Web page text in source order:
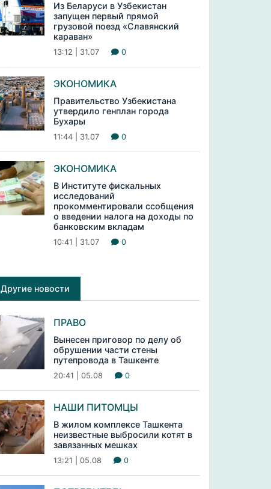
Из Беларуси в Узбекистан
запущен первый прямой
грузовой поезд «Славянский
караван»
13:12 | 31.07 0
ЭКОНОМИКА
Правительство Узбекистана
утвердило генплан города
Бухары
11:44 | 31.07 0
ЭКОНОМИКА
В Институте фискальных
исследований
прокомментировали ссобщения
о введении налога на доходы по
банковским вкладам
10:41 | 31.07 0
Другие новости
ПРАВО
Вынесен приговор по делу об
обрушении части стены
путепровода в Ташкенте
20:41 | 05.08 0
НАШИ ПИТОМЦЫ
В жилом комплексе Ташкента
неизвестные выбросили котят в
завязанных мешках
13:21 | 05.08 0